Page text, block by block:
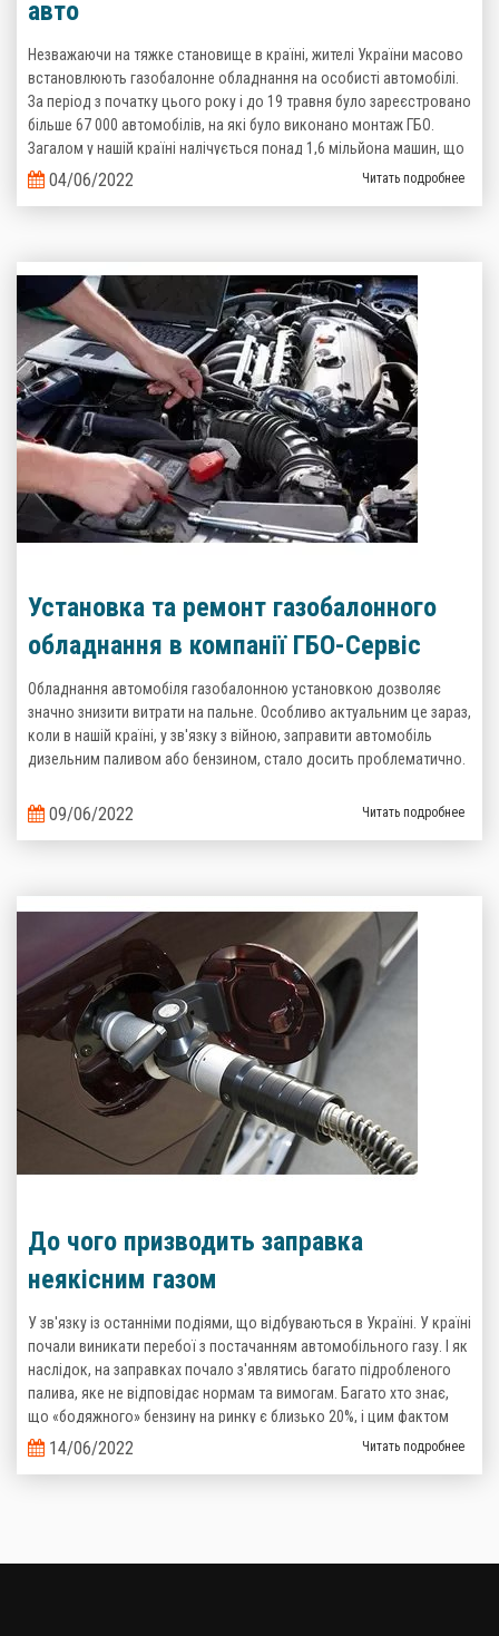
авто
Незважаючи на тяжке становище в країні, жителі України масово
встановлюють газобалонне обладнання на особисті автомобілі.
За період з початку цього року і до 19 травня було зареєстровано
більше 67 000 автомобілів, на які було виконано монтаж ГБО.
Загалом у нашій країні налічується понад 1,6 мільйона машин, що
пересуваються на зрідженому газі. Такі дані надані Головним
сервісним центром Міністерства Внутрішніх справ України.
04/06/2022 Читать подробнее
Установка та ремонт газобалонного
обладнання в компанії ГБО-Сервіс
Обладнання автомобіля газобалонною установкою дозволяє
значно знизити витрати на пальне. Особливо актуальним це зараз,
коли в нашій країні, у зв'язку з війною, заправити автомобіль
дизельним паливом або бензином, стало досить проблематично.
09/06/2022 Читать подробнее
До чого призводить заправка
неякісним газом
У зв'язку із останніми подіями, що відбуваються в Україні. У країні
почали виникати перебої з постачанням автомобільного газу. І як
наслідок, на заправках почало з'являтись багато підробленого
палива, яке не відповідає нормам та вимогам. Багато хто знає,
що «бодяжного» бензину на ринку є близько 20%, і цим фактом
важко когось здивувати, то тепер ситуація з неякісним газом теж
стає реальністю.
14/06/2022 Читать подробнее